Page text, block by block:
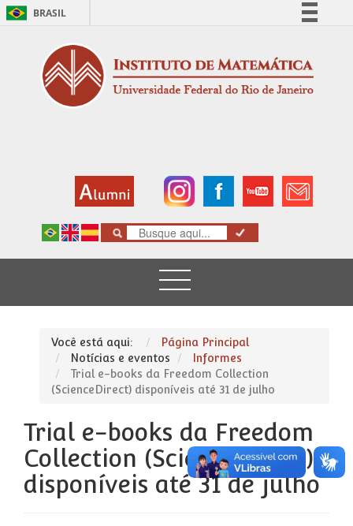
BRASIL
Comunica BR
Participe
Você está aqui:
Página Principal
Notícias e eventos
Informes
Trial e-books da Freedom Collection
(ScienceDirect) disponíveis até 31 de julho
Trial e-books da Freedom
Collection (ScienceDirect)
disponíveis até 31 de julho